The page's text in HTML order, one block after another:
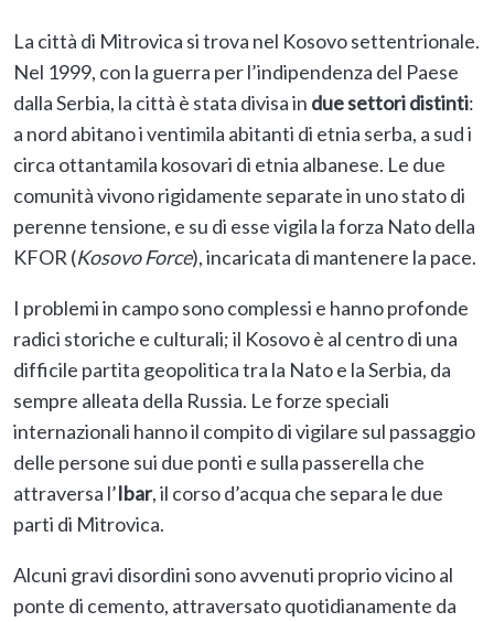
La città di Mitrovica si trova nel Kosovo settentrionale.
Nel 1999, con la guerra per l’indipendenza del Paese
dalla Serbia, la città è stata divisa in due settori distinti:
a nord abitano i ventimila abitanti di etnia serba, a sud i
circa ottantamila kosovari di etnia albanese. Le due
comunità vivono rigidamente separate in uno stato di
perenne tensione, e su di esse vigila la forza Nato della
KFOR (Kosovo Force), incaricata di mantenere la pace.
I problemi in campo sono complessi e hanno profonde
radici storiche e culturali; il Kosovo è al centro di una
difficile partita geopolitica tra la Nato e la Serbia, da
sempre alleata della Russia. Le forze speciali
internazionali hanno il compito di vigilare sul passaggio
delle persone sui due ponti e sulla passerella che
attraversa l’Ibar, il corso d’acqua che separa le due
parti di Mitrovica.
Alcuni gravi disordini sono avvenuti proprio vicino al
ponte di cemento, attraversato quotidianamente da